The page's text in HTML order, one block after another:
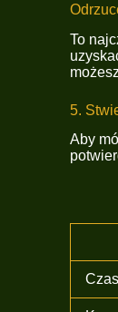
To
5.
Aby